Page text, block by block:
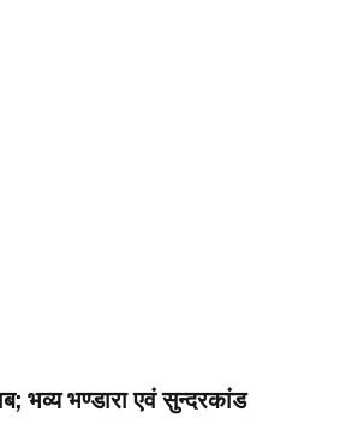
भव्य भण्डारा एवं सुन्दरकांड